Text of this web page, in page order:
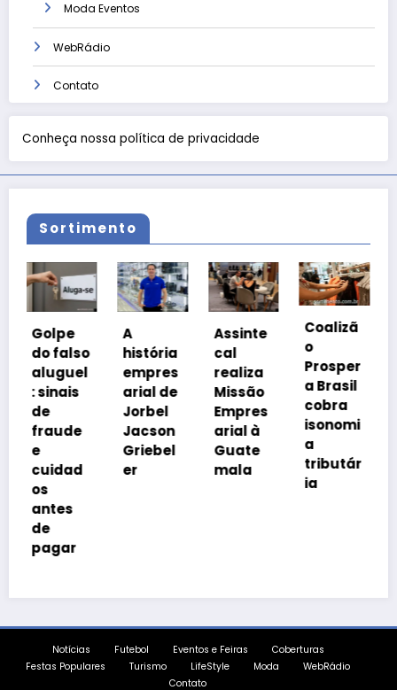
Moda Eventos
WebRádio
Contato
Conheça nossa política de privacidade
Sortimento
A
história
empres
arial de
Jacson
er
cal
realiza
Missão
Empres
arial à
Guate
Coalizã
Prosper
a Brasil
cobra
isonomi
a
tributár
Defesa
Nacion
al
alerta
popula
para
Notícias Futebol Eventos e Feiras
Coberturas
Festas Populares
Turismo LifeStyle Moda
WebRádio
Contato